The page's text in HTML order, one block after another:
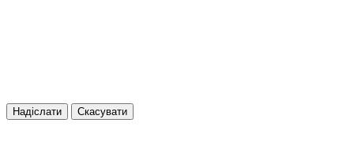
Надіслати Скасувати